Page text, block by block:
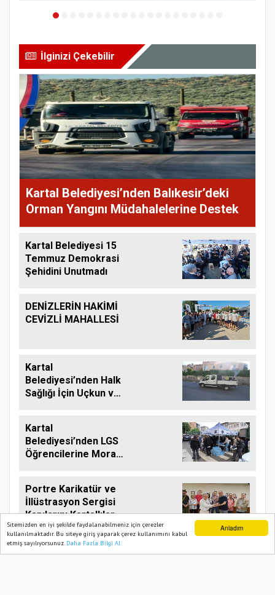
Anladım
Sitemizden en iyi şekilde faydalanabilmeniz için çerezler
kullanılmaktadır. Bu siteye giriş yaparak çerez kullanımını kabul
etmiş sayılıyorsunuz. Daha Fazla Bilgi Al
İlginizi Çekebilir
Kartal Belediyesi’nden Balıkesir’deki
Orman Yangını Müdahalelerine Destek
Kartal Belediyesi 15
Temmuz Demokrasi
Şehidini Unutmadı
DENİZLERİN HAKİMİ
CEVİZLİ MAHALLESİ
Kartal
Belediyesi’nden Halk
Sağlığı İçin Uçkun ve
Kartal
Belediyesi’nden LGS
Öğrencilerine Moral
Portre Karikatür ve
İllüstrasyon Sergisi
Kapılarını Kartallılar
İçin Açtı
Ana Sayfa Web TV